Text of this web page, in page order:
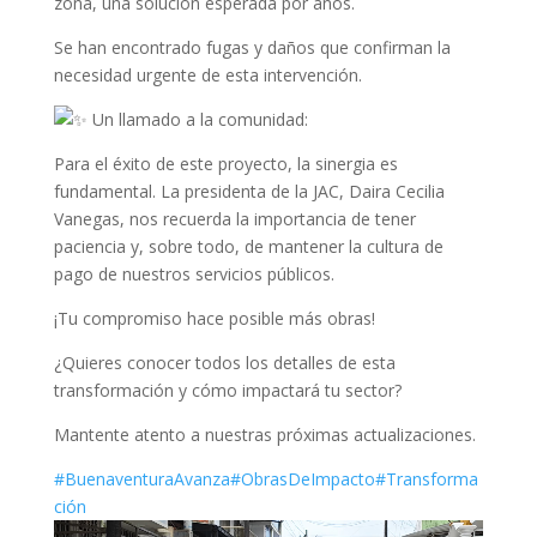
Se han encontrado fugas y daños que confirman la
necesidad urgente de esta intervención.
Un llamado a la comunidad:
Para el éxito de este proyecto, la sinergia es
fundamental. La presidenta de la JAC, Daira Cecilia
Vanegas, nos recuerda la importancia de tener
paciencia y, sobre todo, de mantener la cultura de
pago de nuestros servicios públicos.
¡Tu compromiso hace posible más obras!
¿Quieres conocer todos los detalles de esta
transformación y cómo impactará tu sector?
Mantente atento a nuestras próximas actualizaciones.
#BuenaventuraAvanza#ObrasDeImpacto#Transforma
ción